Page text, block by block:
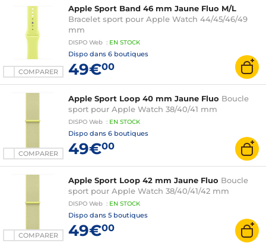
COMPARER
Apple Sport Band 46 mm Jaune Fluo M/L
Bracelet sport pour Apple Watch 44/45/46/49
mm
DISPO Web : EN STOCK
Dispo dans 6 boutiques
49€00
COMPARER
Apple Sport Loop 40 mm Jaune Fluo Boucle
sport pour Apple Watch 38/40/41 mm
DISPO Web : EN STOCK
Dispo dans 6 boutiques
49€00
COMPARER
Apple Sport Loop 42 mm Jaune Fluo Boucle
sport pour Apple Watch 38/40/41/42 mm
DISPO Web : EN STOCK
Dispo dans 5 boutiques
49€00